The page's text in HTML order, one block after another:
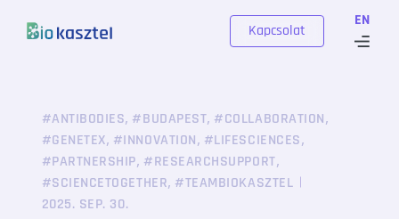
EN
Kapcsolat
#ANTIBODIES, #BUDAPEST, #COLLABORATION,
#GENETEX, #INNOVATION, #LIFESCIENCES,
#PARTNERSHIP, #RESEARCHSUPPORT,
#SCIENCETOGETHER, #TEAMBIOKASZTEL
2025. SEP. 30.